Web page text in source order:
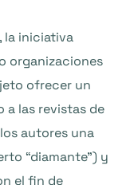
la iniciativa
organizaciones
ofrecer un
a las revistas de
autores una
“diamante”) y
el fin de